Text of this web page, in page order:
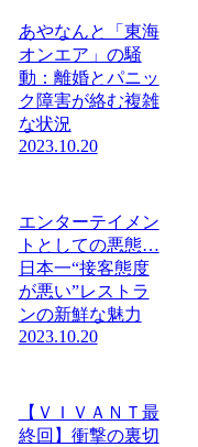
あやなんと「東海
オンエア」の騒
動：離婚とパニッ
ク障害が絡む複雑
な状況
2023.10.20
エンターテイメン
トとしての悪態…
日本一“接客態度
が悪い”レストラ
ンの新鮮な魅力
2023.10.20
【ＶＩＶＡＮＴ最
終回】衝撃の裏切